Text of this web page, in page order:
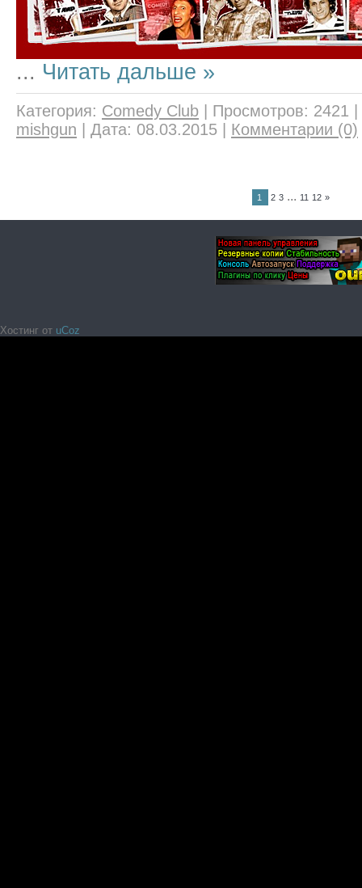
... Читать дальше »
Категория: Comedy Club Просмотров: 2421
mishgun
Дата: 08.03.2015 Комментарии (0)
1 2 3 ... 11 12 »
Хостинг от uCoz